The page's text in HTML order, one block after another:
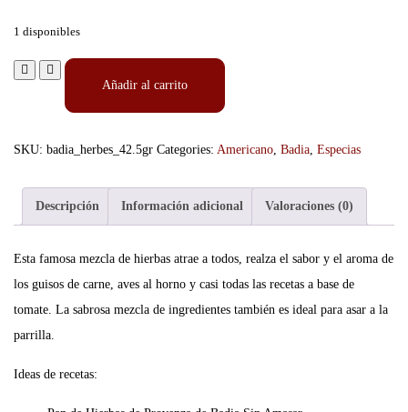
1 disponibles
Añadir al carrito
SKU: badia_herbes_42.5gr Categories: Americano, Badia, Especias
Descripción Información adicional Valoraciones (0)
Esta famosa mezcla de hierbas atrae a todos, realza el sabor y el aroma de
los guisos de carne, aves al horno y casi todas las recetas a base de
tomate. La sabrosa mezcla de ingredientes también es ideal para asar a la
parrilla.
Ideas de recetas: